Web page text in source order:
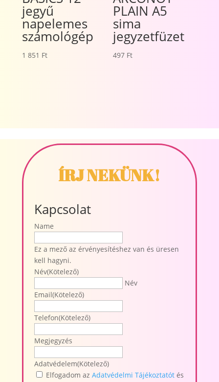
jegyű
napelemes
számológép
1 851 Ft
PLAIN A5
sima
jegyzetfüzet
497 Ft
ÍRJ NEKÜNK!
Kapcsolat
Name
Ez a mező az érvényesítéshez van és üresen
kell hagyni.
Név(Kötelező)
Név
Email(Kötelező)
Telefon(Kötelező)
Megjegyzés
Adatvédelem(Kötelező)
Elfogadom azAdatvédelmi Tájékoztatót és